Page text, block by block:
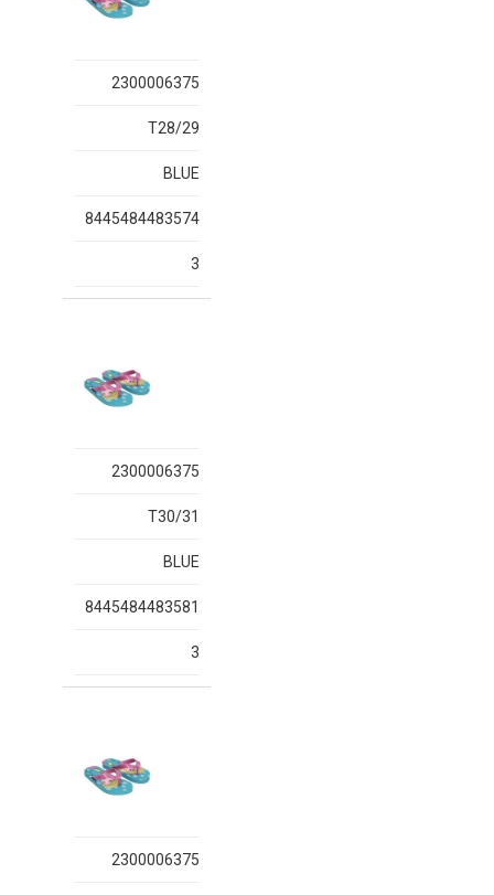
2300006375
T28/29
BLUE
8445484483574
3
2300006375
T30/31
BLUE
8445484483581
3
2300006375